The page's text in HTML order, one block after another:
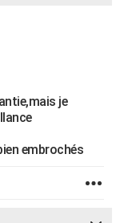
je
embrochés